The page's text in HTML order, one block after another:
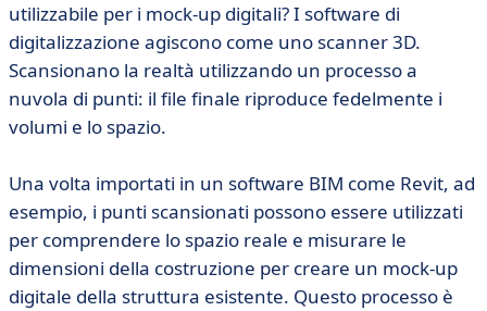
utilizzabile per i mock-up digitali? I software di
digitalizzazione agiscono come uno scanner 3D.
Scansionano la realtà utilizzando un processo a
nuvola di punti: il file finale riproduce fedelmente i
volumi e lo spazio.
Una volta importati in un software BIM come Revit, ad
esempio, i punti scansionati possono essere utilizzati
per comprendere lo spazio reale e misurare le
dimensioni della costruzione per creare un mock-up
digitale della struttura esistente. Questo processo è